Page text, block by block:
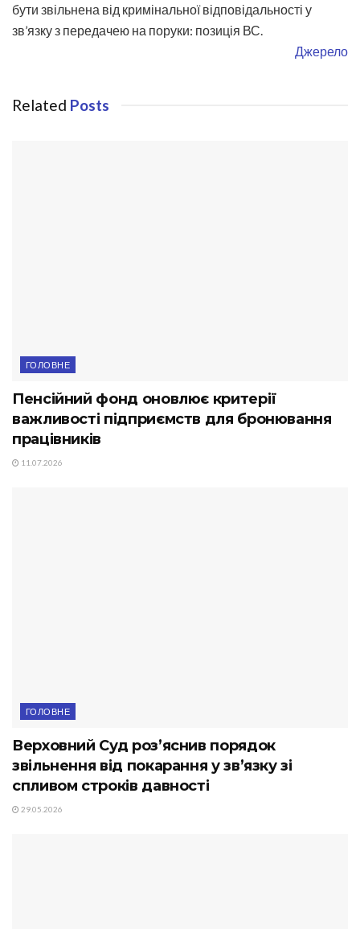
бути звільнена від кримінальної відповідальності у
зв’язку з передачею на поруки: позиція ВС.
Джерело
Related Posts
ГОЛОВНЕ
Пенсійний фонд оновлює критерії
важливості підприємств для бронювання
працівників
11.07.2026
ГОЛОВНЕ
Верховний Суд роз’яснив порядок
звільнення від покарання у зв’язку зі
спливом строків давності
29.05.2026